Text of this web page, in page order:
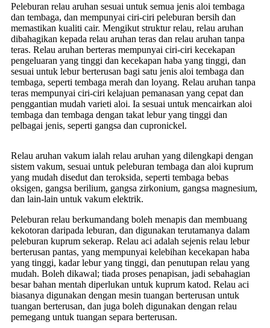
Peleburan relau aruhan sesuai untuk semua jenis aloi tembaga
dan tembaga, dan mempunyai ciri-ciri peleburan bersih dan
memastikan kualiti cair. Mengikut struktur relau, relau aruhan
dibahagikan kepada relau aruhan teras dan relau aruhan tanpa
teras. Relau aruhan berteras mempunyai ciri-ciri kecekapan
pengeluaran yang tinggi dan kecekapan haba yang tinggi, dan
sesuai untuk lebur berterusan bagi satu jenis aloi tembaga dan
tembaga, seperti tembaga merah dan loyang. Relau aruhan tanpa
teras mempunyai ciri-ciri kelajuan pemanasan yang cepat dan
penggantian mudah varieti aloi. Ia sesuai untuk mencairkan aloi
tembaga dan tembaga dengan takat lebur yang tinggi dan
pelbagai jenis, seperti gangsa dan cupronickel.
Relau aruhan vakum ialah relau aruhan yang dilengkapi dengan
sistem vakum, sesuai untuk peleburan tembaga dan aloi kuprum
yang mudah disedut dan teroksida, seperti tembaga bebas
oksigen, gangsa berilium, gangsa zirkonium, gangsa magnesium,
dan lain-lain untuk vakum elektrik.
Peleburan relau berkumandang boleh menapis dan membuang
kekotoran daripada leburan, dan digunakan terutamanya dalam
peleburan kuprum sekerap. Relau aci adalah sejenis relau lebur
berterusan pantas, yang mempunyai kelebihan kecekapan haba
yang tinggi, kadar lebur yang tinggi, dan penutupan relau yang
mudah. Boleh dikawal; tiada proses penapisan, jadi sebahagian
besar bahan mentah diperlukan untuk kuprum katod. Relau aci
biasanya digunakan dengan mesin tuangan berterusan untuk
tuangan berterusan, dan juga boleh digunakan dengan relau
pemegang untuk tuangan separa berterusan.